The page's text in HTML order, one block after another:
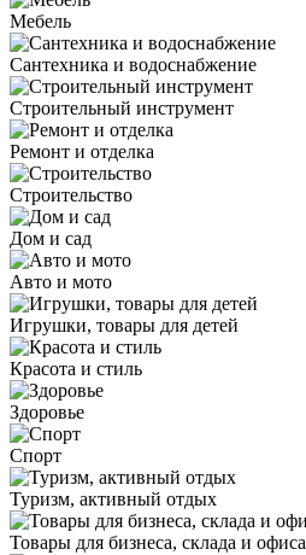
Мебель
Сантехника и водоснабжение
Строительный инструмент
Ремонт и отделка
Строительство
Дом и сад
Авто и мото
Игрушки, товары для детей
Красота и стиль
Здоровье
Спорт
Туризм, активный отдых
Товары для бизнеса, склада и офиса